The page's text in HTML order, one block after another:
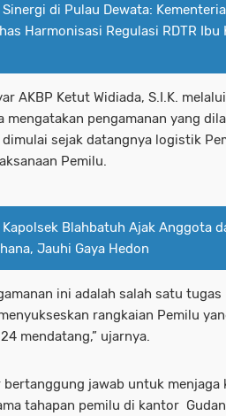
Sinergi di Pulau Dewata:
Harmonisasi Regulasi RDTR Ibu
AKBP Ketut Widiada, S.I.K.
mengatakan pengamanan yang
dimulai sejak datangnya logistik
Pemilu.
Kapolsek Blahbatuh Ajak Anggota
Jauhi Gaya Hedon
ini adalah salah satu
rangkaian Pemilu
mendatang,” ujarnya.
bertanggung jawab untuk menjaga
tahapan pemilu di kantor